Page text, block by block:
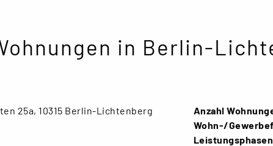
in Berlin-
25a, 10315 Berlin-Lichtenberg
Anzahl
Wohn-/
Leistungsphasen